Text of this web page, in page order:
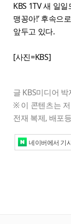
KBS 1TV 새 일일
맹꽁아!’ 후속으
앞두고 있다.
[사진=KBS]
글 KBS미디어
※ 이 콘텐츠는
전재 복제, 배포
네이버에서 기